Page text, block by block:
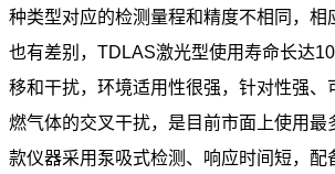
种类型对应的检测量程和精度不相同，相
也有差别，TDLAS激光型使用寿命长达
移和干扰，环境适用性很强，针对性强、
燃气体的交叉干扰，是目前市面上使用最
款仪器采用泵吸式检测、响应时间短，配